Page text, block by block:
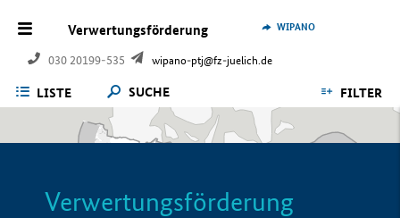
Verwertungsförderung
030 20199-535 wipano-ptj@fz-juelich.de
WIPANO
LISTE SUCHE FILTER
Verwertungsförderung